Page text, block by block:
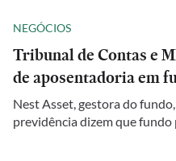
NEGÓCIOS
Tribunal de Contas e
de aposentadoria em
Nest Asset, gestora do
previdência dizem que fundo